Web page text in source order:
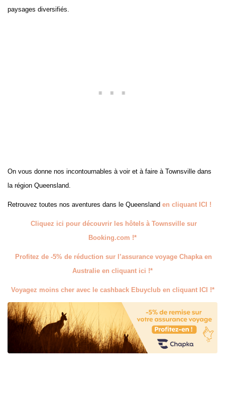
paysages diversifiés.
On vous donne nos incontournables à voir et à faire à Townsville dans
la région Queensland.
Retrouvez toutes nos aventures dans le Queensland en cliquant ICI !
Cliquez ici pour découvrir les hôtels à Townsville sur
Booking.com !*
Profitez de -5% de réduction sur l’assurance voyage Chapka en
Australie en cliquant ici !*
Voyagez moins cher avec le cashback Ebuyclub en cliquant ICI !*